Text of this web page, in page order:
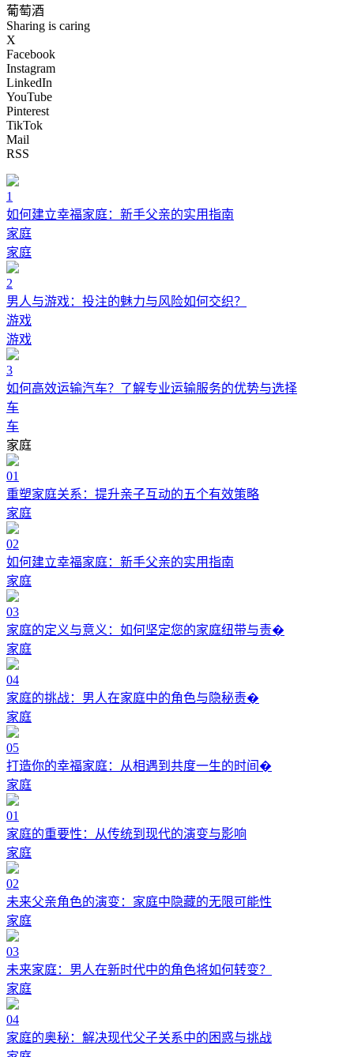
葡萄酒
Sharing is caring
X
Facebook
Instagram
LinkedIn
YouTube
Pinterest
TikTok
Mail
RSS
1
如何建立幸福家庭：新手父亲的实用指南
家庭
家庭
2
男人与游戏：投注的魅力与风险如何交织？
游戏
游戏
3
如何高效运输汽车？了解专业运输服务的优势与选择
车
车
家庭
01
重塑家庭关系：提升亲子互动的五个有效策略
家庭
02
如何建立幸福家庭：新手父亲的实用指南
家庭
03
家庭的定义与意义：如何坚定您的家庭纽带与责�
家庭
04
家庭的挑战：男人在家庭中的角色与隐秘责�
家庭
05
打造你的幸福家庭：从相遇到共度一生的时间�
家庭
01
家庭的重要性：从传统到现代的演变与影响
家庭
02
未来父亲角色的演变：家庭中隐藏的无限可能性
家庭
03
未来家庭：男人在新时代中的角色将如何转变？
家庭
04
家庭的奥秘：解决现代父子关系中的困惑与挑战